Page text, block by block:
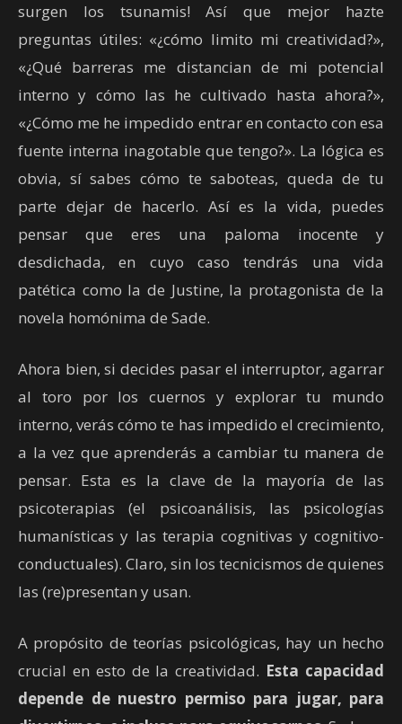
surgen los tsunamis! Así que mejor hazte
preguntas útiles: «¿cómo limito mi creatividad?»,
«¿Qué barreras me distancian de mi potencial
interno y cómo las he cultivado hasta ahora?»,
«¿Cómo me he impedido entrar en contacto con esa
fuente interna inagotable que tengo?». La lógica es
obvia, sí sabes cómo te saboteas, queda de tu
parte dejar de hacerlo. Así es la vida, puedes
pensar que eres una paloma inocente y
desdichada, en cuyo caso tendrás una vida
patética como la de Justine, la protagonista de la
novela homónima de Sade.
Ahora bien, si decides pasar el interruptor, agarrar
al toro por los cuernos y explorar tu mundo
interno, verás cómo te has impedido el crecimiento,
a la vez que aprenderás a cambiar tu manera de
pensar. Esta es la clave de la mayoría de las
psicoterapias (el psicoanálisis, las psicologías
humanísticas y las terapia cognitivas y cognitivo-
conductuales). Claro, sin los tecnicismos de quienes
las (re)presentan y usan.
A propósito de teorías psicológicas, hay un hecho
crucial en esto de la creatividad. Esta capacidad
depende de nuestro permiso para jugar, para